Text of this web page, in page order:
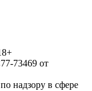
73469 от
надзору в сфере